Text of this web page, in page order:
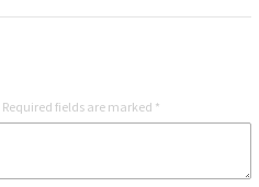
Required fields are marked *